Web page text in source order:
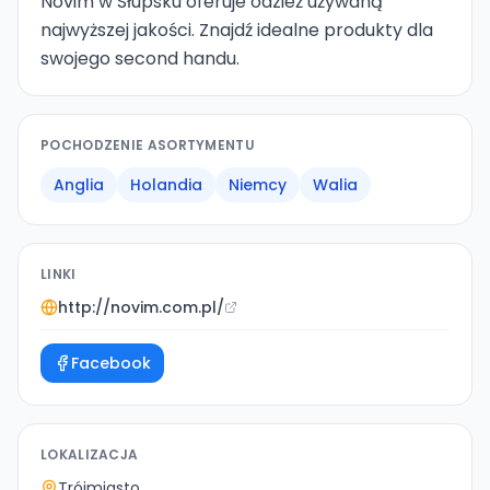
najwyższej jakości. Znajdź idealne produkty dla
swojego second handu.
POCHODZENIE ASORTYMENTU
Anglia Holandia Niemcy Walia
LINKI
http://novim.com.pl/
Facebook
LOKALIZACJA